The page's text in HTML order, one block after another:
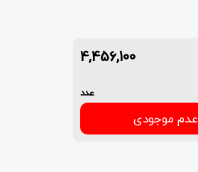
4,456,100
عدد
عدم موجودی